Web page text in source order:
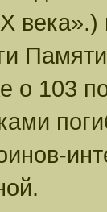
века».)
о 103